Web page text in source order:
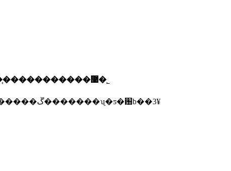
������ī�ῠ��ʒ�����֤�����������޹�˾
�㶫�����б��������ڱ�������ʯ�ƽ�԰b��3¥